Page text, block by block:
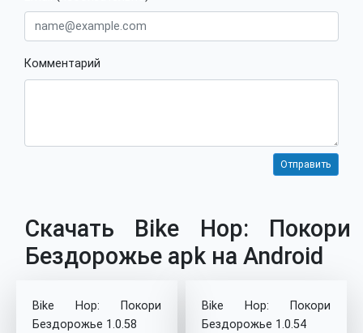
Комментарий
Скачать Bike Hop: Покори
Бездорожье apk на Android
Bike Hop: Покори
Бездорожье 1.0.58
Bike Hop: Покори
Бездорожье 1.0.54